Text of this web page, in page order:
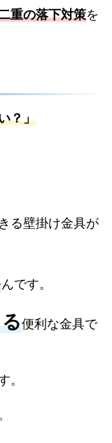
重の落下対策を
？」
る壁掛け金具が
んです。
便利な金具で
。